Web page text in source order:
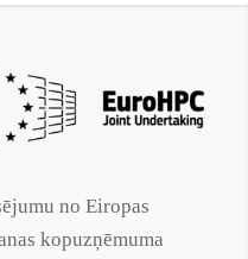
no Eiropas
kopuzņēmuma